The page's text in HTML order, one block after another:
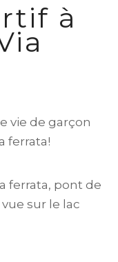
à
vie de garçon
ferrata!
ferrata, pont de
sur le lac